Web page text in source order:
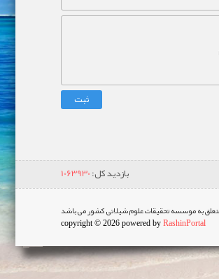
ثبت
بازدید کل:1063930
به موسسه تحقیقات علوم شیلاتی کشور می باشد
copyright © 2026 powered byRashinPortal